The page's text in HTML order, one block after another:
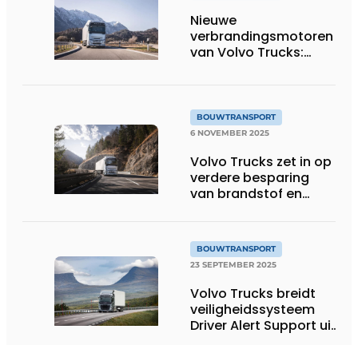
Nieuwe
verbrandingsmotoren
van Volvo Trucks:
brandstoffen
BOUWTRANSPORT
6 NOVEMBER 2025
Volvo Trucks zet in op
verdere besparing
van brandstof en
motortechnologie
BOUWTRANSPORT
23 SEPTEMBER 2025
Volvo Trucks breidt
veiligheidssysteem
Driver Alert Support uit